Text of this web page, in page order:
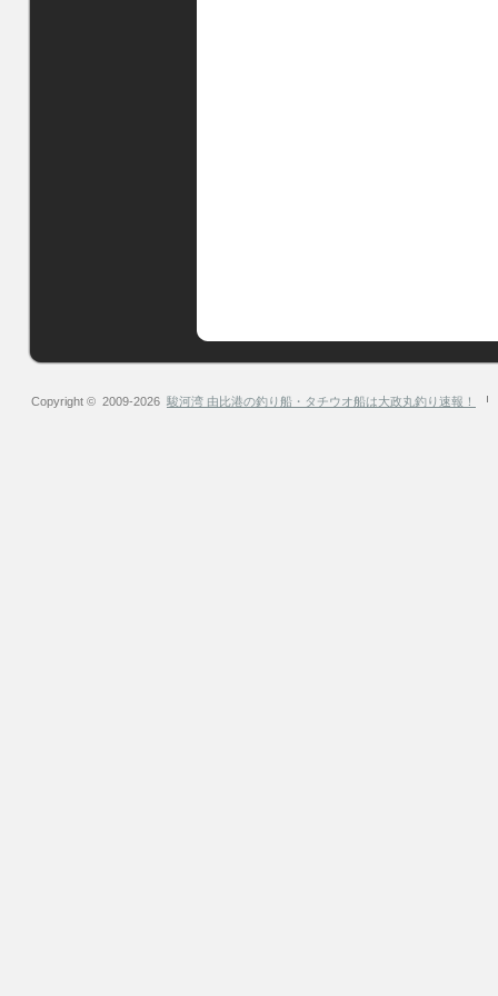
Copyright © 2009-2026 駿河湾 由比港の釣り船・タチウオ船は大政丸釣り速報！